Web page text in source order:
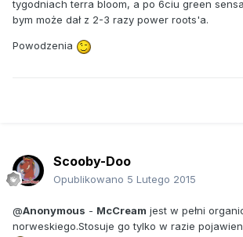
tygodniach terra bloom, a po 6ciu green
bym może dał z 2-3 razy power roots'a.
Powodzenia
Scooby-Doo
Opublikowano 5 Lutego 2015
@Anonymous - McCream jest w pełni
norweskiego.Stosuje go tylko w razie